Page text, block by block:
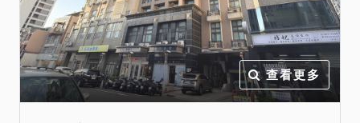
訪探詢併審慎考量後再行應
買或投標。拍定後均不得以
此為由聲請減少價金或撤銷
拍定。投標人應注意拍賣不
動產之規約、分管情形，及
查看更多